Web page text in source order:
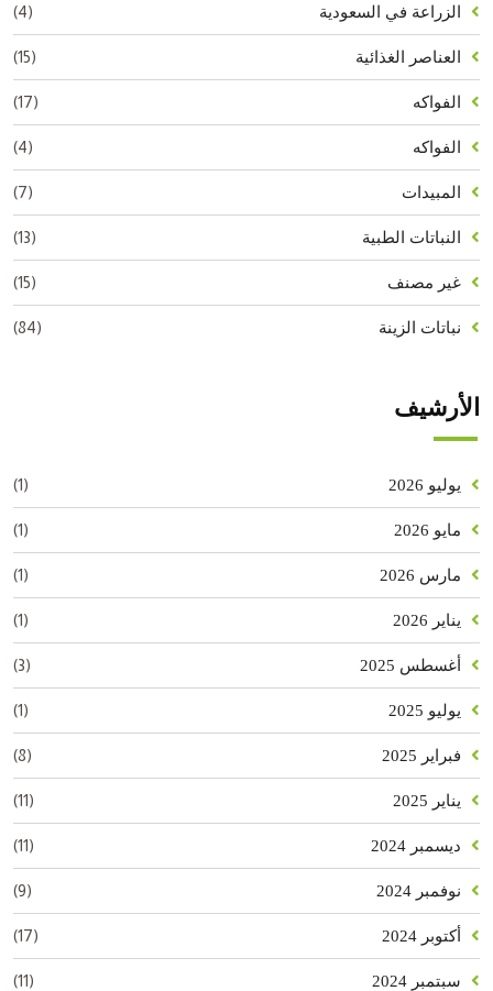
الزراعة في السعودية (4)
العناصر الغذائية (15)
الفواكه (17)
الفواكه (4)
المبيدات (7)
النباتات الطبية (13)
غير مصنف (15)
نباتات الزينة (84)
الأرشيف
يوليو 2026 (1)
مايو 2026 (1)
مارس 2026 (1)
يناير 2026 (1)
أغسطس 2025 (3)
يوليو 2025 (1)
فبراير 2025 (8)
يناير 2025 (11)
ديسمبر 2024 (11)
نوفمبر 2024 (9)
أكتوبر 2024 (17)
سبتمبر 2024 (11)